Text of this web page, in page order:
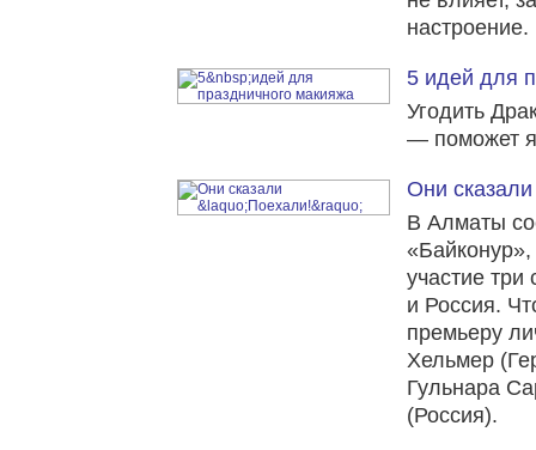
настроение.
5 идей для
Угодить
— поможет
Они
В Алматы
участие
и Россия.
премьеру
Хельмер
Гульнара
(Россия).